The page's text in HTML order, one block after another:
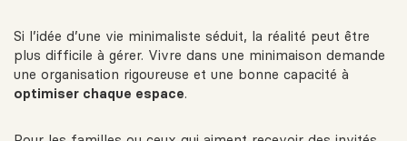
Si l’idée d’une vie minimaliste séduit, la réalité peut être
plus difficile à gérer. Vivre dans une minimaison demande
une organisation rigoureuse et une bonne capacité à
optimiser chaque espace.